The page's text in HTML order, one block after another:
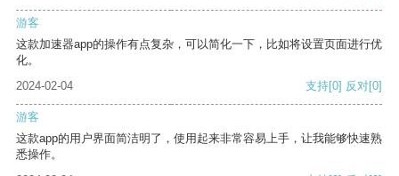
游客
这款加速器app的操作有点复杂，可以简化一下，比如将设置页面进行优
化。
2024-02-04
支持[0] 反对[0]
游客
这款app的用户界面简洁明了，使用起来非常容易上手，让我能够快速熟
悉操作。